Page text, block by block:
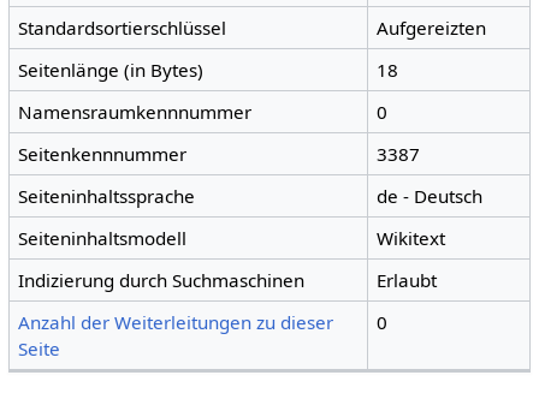
Standardsortierschlüssel
Aufgereizten
Seitenlänge (in Bytes)
18
Namensraumkennnummer
0
Seitenkennnummer
3387
Seiteninhaltssprache
de - Deutsch
Seiteninhaltsmodell
Wikitext
Indizierung durch Suchmaschinen
Erlaubt
Anzahl der Weiterleitungen zu dieser
Seite
0